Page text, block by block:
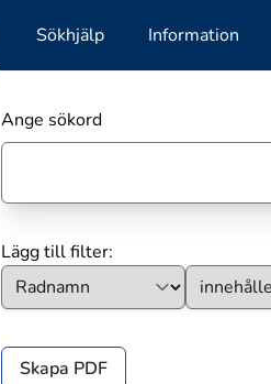
Sökhjälp Information
Ange sökord
Lägg till filter:
Skapa PDF